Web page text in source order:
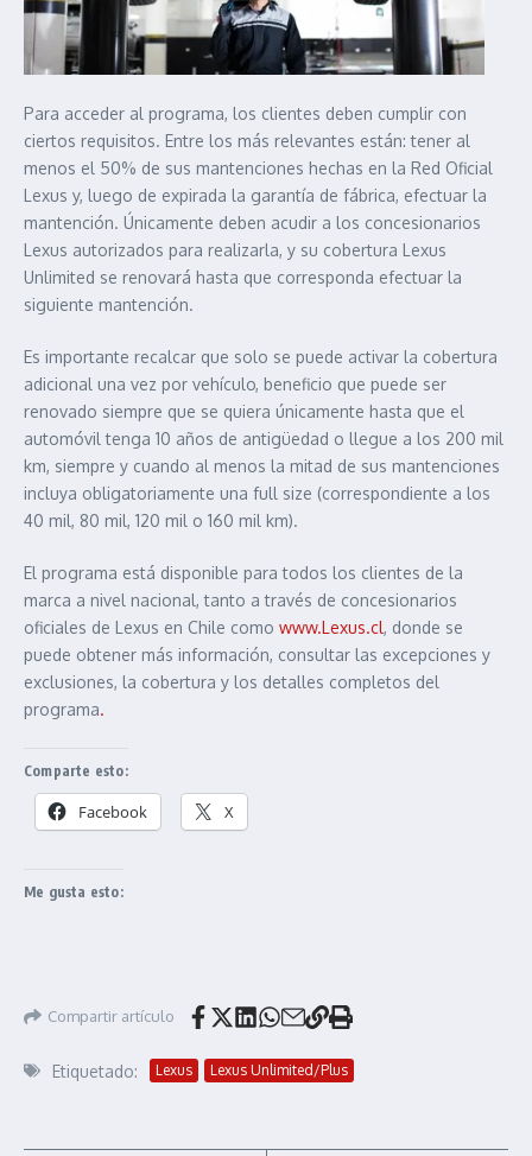
Para acceder al programa, los clientes deben cumplir con
ciertos requisitos. Entre los más relevantes están: tener al
menos el 50% de sus mantenciones hechas en la Red Oficial
Lexus y, luego de expirada la garantía de fábrica, efectuar la
mantención. Únicamente deben acudir a los concesionarios
Lexus autorizados para realizarla, y su cobertura Lexus
Unlimited se renovará hasta que corresponda efectuar la
siguiente mantención.
Es importante recalcar que solo se puede activar la cobertura
adicional una vez por vehículo, beneficio que puede ser
renovado siempre que se quiera únicamente hasta que el
automóvil tenga 10 años de antigüedad o llegue a los 200 mil
km, siempre y cuando al menos la mitad de sus mantenciones
incluya obligatoriamente una full size (correspondiente a los
40 mil, 80 mil, 120 mil o 160 mil km).
El programa está disponible para todos los clientes de la
marca a nivel nacional, tanto a través de concesionarios
oficiales de Lexus en Chile como www.Lexus.cl, donde se
puede obtener más información, consultar las excepciones y
exclusiones, la cobertura y los detalles completos del
programa.
Comparte esto:
Facebook X
Me gusta esto:
Compartir artículo
Etiquetado: Lexus Lexus Unlimited/Plus